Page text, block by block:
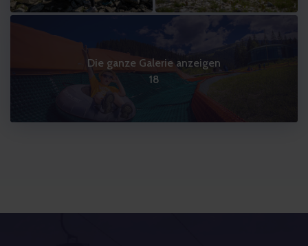
Die ganze Galerie anzeigen
18